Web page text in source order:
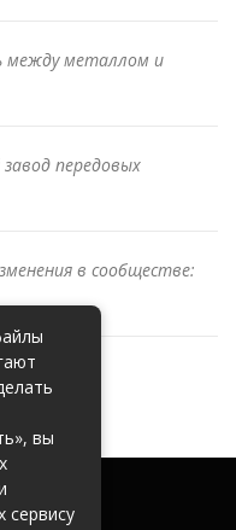
между металлом и
передовых
в сообществе:
вы
сервису